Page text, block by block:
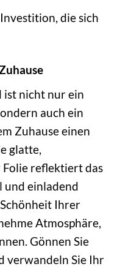
die sich
ist nicht nur ein
auch ein
Zuhause einen
glatte,
reflektiert das
und einladend
Ihrer
Atmosphäre,
Gönnen Sie
verwandeln Sie Ihr